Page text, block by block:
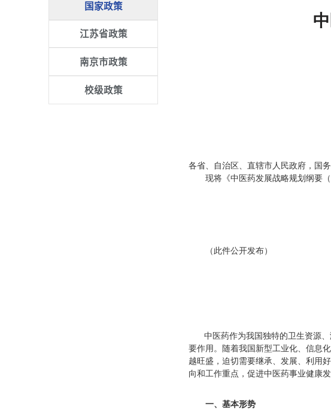
国家政策
江苏省政策
南京市政策
校级政策
各省、自治区、直辖市人民政府，国
现将《中医药发展战略规划纲要（
国
（此件公开发布）
中医药作为我国独特的卫生资源
要作用。随着我国新型工业化、信息
越旺盛，迫切需要继承、发展、利用
向和工作重点，促进中医药事业健康
一、基本形势